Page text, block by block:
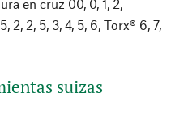
en cruz 00, 0, 1, 2,
2, 2, 5, 3, 4, 5, 6, Torx® 6, 7,
suizas